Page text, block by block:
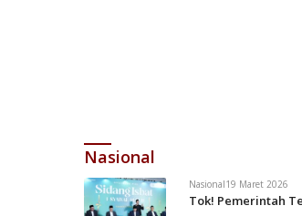
Nasional
Nasional19 Maret 2026
Tok! Pemerintah